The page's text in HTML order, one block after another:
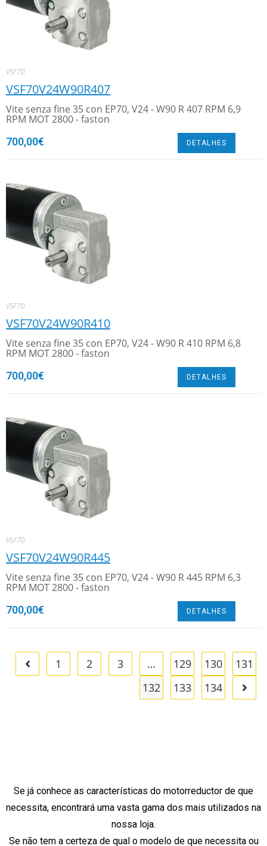
VSF70
VSF70V24W90R407
Vite senza fine 35 con EP70, V24 - W90 R 407 RPM 6,9
RPM MOT 2800 - faston
700,00€ DETALHES
VSF70
VSF70V24W90R410
Vite senza fine 35 con EP70, V24 - W90 R 410 RPM 6,8
RPM MOT 2800 - faston
700,00€ DETALHES
VSF70
VSF70V24W90R445
Vite senza fine 35 con EP70, V24 - W90 R 445 RPM 6,3
RPM MOT 2800 - faston
700,00€ DETALHES
1 2 3 … 129 130
131
132
133 134
Se já conhece as características do motorreductor de que
necessita, encontrará uma vasta gama dos mais utilizados na
nossa loja.
Se não tem a certeza de qual o modelo de que necessita ou